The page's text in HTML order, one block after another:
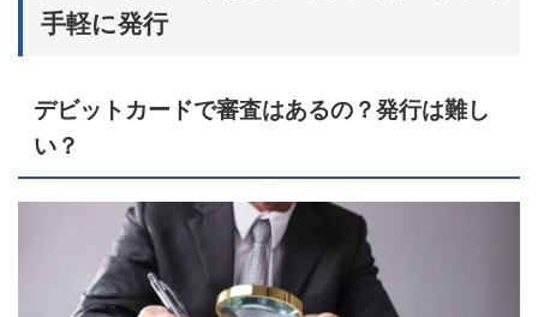
手軽に発行
デビットカードで審査はあるの？発行は難し
い？